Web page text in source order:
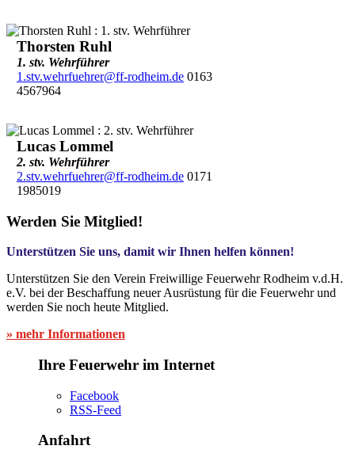
Thorsten Ruhl
1. stv. Wehrführer
1.stv.wehrfuehrer@ff-rodheim.de0163
4567964
Lucas Lommel
2. stv. Wehrführer
2.stv.wehrfuehrer@ff-rodheim.de0171
1985019
Werden Sie Mitglied!
Unterstützen Sie uns, damit wir Ihnen helfen können!
Unterstützen Sie den Verein Freiwillige Feuerwehr Rodheim v.d.H.
e.V. bei der Beschaffung neuer Ausrüstung für die Feuerwehr und
werden Sie noch heute Mitglied.
» mehr Informationen
Ihre Feuerwehr im Internet
Facebook
RSS-Feed
Anfahrt